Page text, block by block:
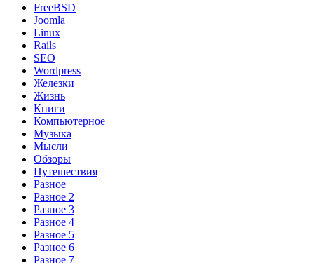
FreeBSD
Joomla
Linux
Rails
SEO
Wordpress
Железки
Жизнь
Книги
Компьютерное
Музыка
Мысли
Обзоры
Путешествия
Разное
Разное 2
Разное 3
Разное 4
Разное 5
Разное 6
Разное 7